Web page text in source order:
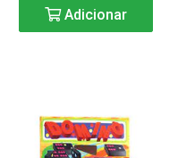
Adicionar